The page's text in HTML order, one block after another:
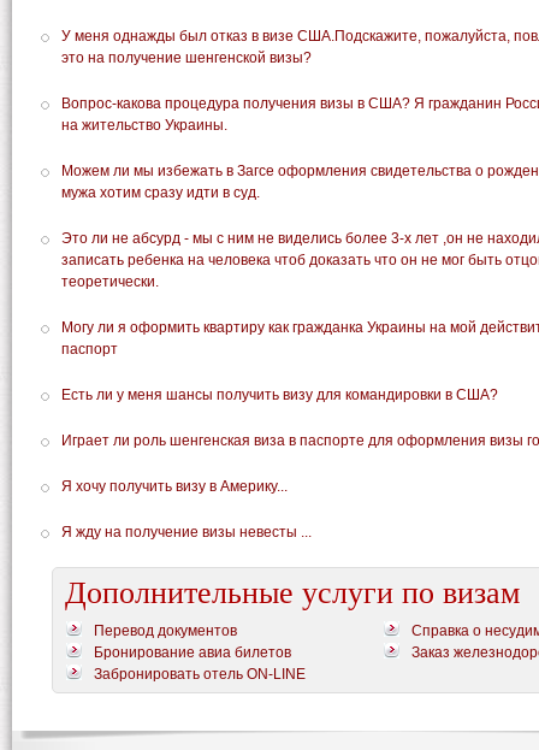
У меня однажды был отказ в визе США.Подскажите, пожалуйста,
это на получение шенгенской визы?
Вопрос-какова процедура получения визы в США? Я гражданин
на жительство Украины.
Можем ли мы избежать в Загсе оформления свидетельства о
мужа хотим сразу идти в суд.
Это ли не абсурд - мы с ним не виделись более 3-х лет ,он не
записать ребенка на человека чтоб доказать что он не мог быть
теоретически.
Могу ли я оформить квартиру как гражданка Украины на мой
паспорт
Есть ли у меня шансы получить визу для командировки в США?
Играет ли роль шенгенская виза в паспорте для оформления визы
Я хочу получить визу в Америку...
Я жду на получение визы невесты ...
Дополнительные услуги по визам
Перевод документов
Справка о
Бронирование авиа билетов
Заказ
Забронировать отель ON-LINE